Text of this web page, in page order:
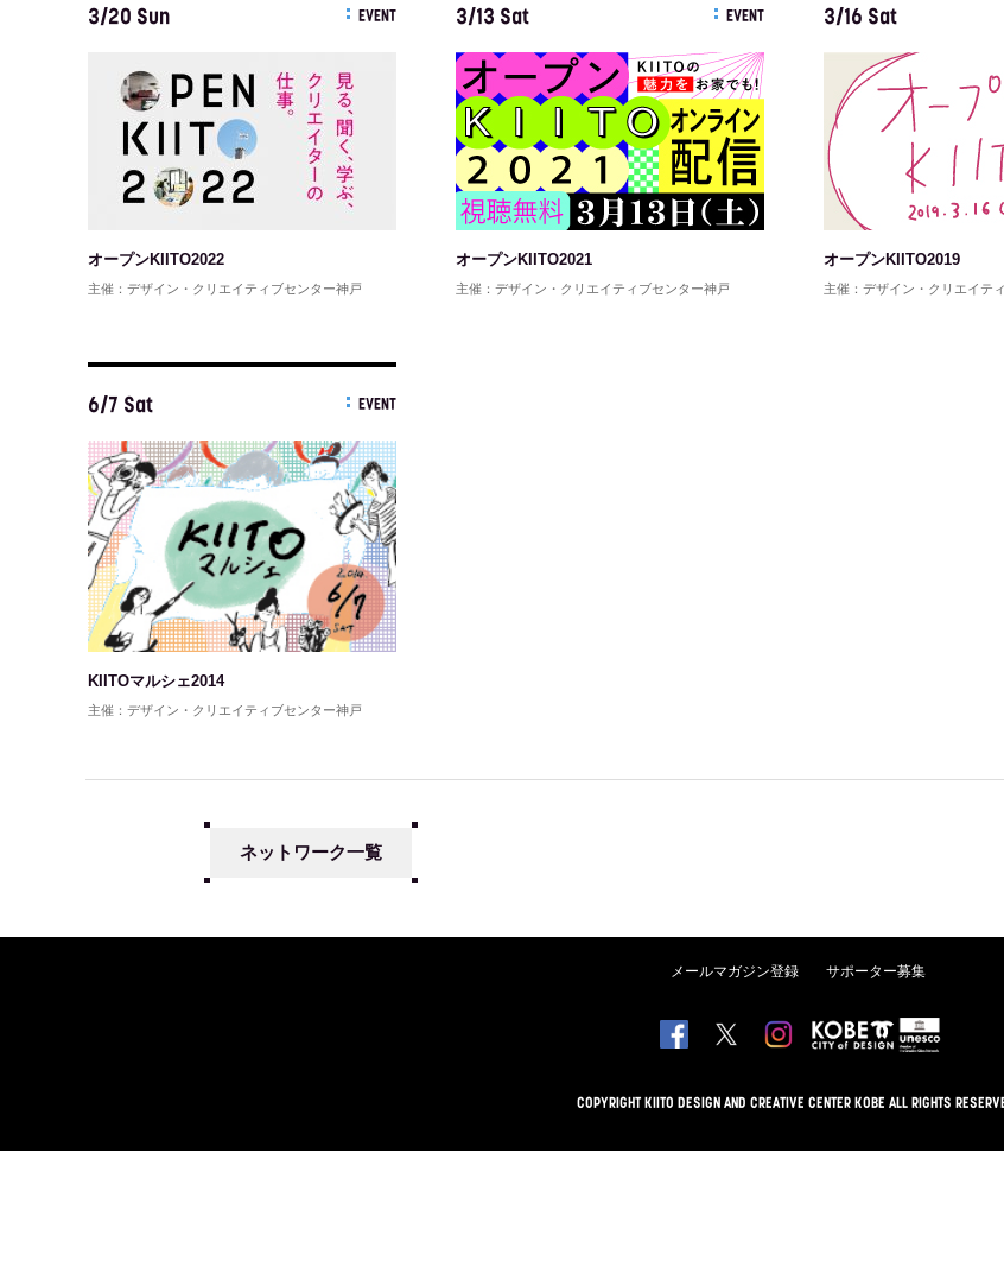
3/20 Sun EVENT
オープンKIITO2022
主催：デザイン・クリエイティブセンター神戸
3/13 Sat EVENT
オープンKIITO2021
主催：デザイン・クリエイティブセンター神戸
3/16 Sat
オープンKIITO2019
主催：デザイン・クリエイテ
6/7 Sat EVENT
KIITOマルシェ2014
主催：デザイン・クリエイティブセンター神戸
ネットワーク一覧
メールマガジン登録 サポーター募集
COPYRIGHT KIITO DESIGN AND CREATIVE CENTER KOBE ALL RIGHTS